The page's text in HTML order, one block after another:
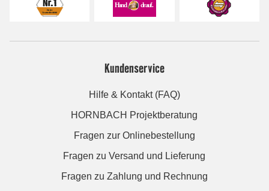
Kundenservice
Hilfe & Kontakt (FAQ)
HORNBACH Projektberatung
Fragen zur Onlinebestellung
Fragen zu Versand und Lieferung
Fragen zu Zahlung und Rechnung